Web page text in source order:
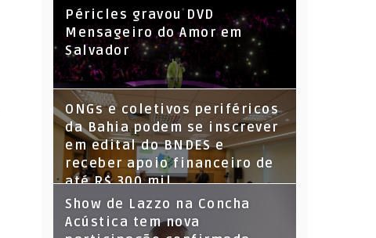
Péricles gravou DVD
Mensageiro do Amor em
Salvador
ONGs e coletivos periféricos
da Bahia podem se inscrever
em edital do BNDES e
receber apoio financeiro de
até R$ 300 mil
Show de Lazzo na Concha
Acústica tem nova